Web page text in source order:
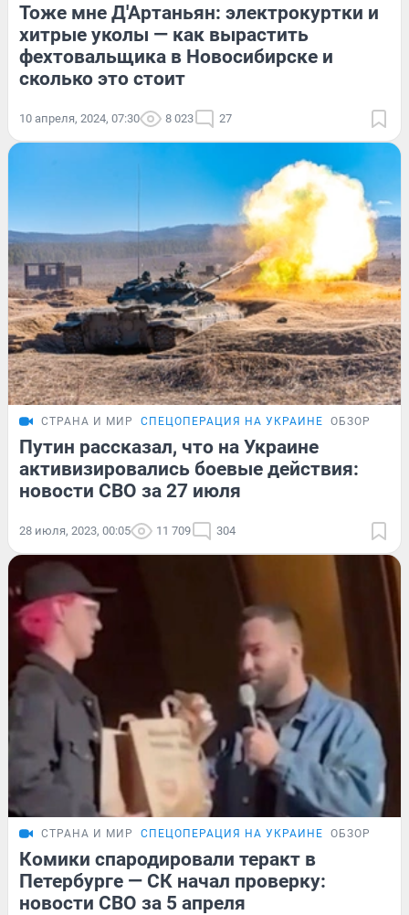
Тоже мне Д'Артаньян: электрокуртки и
хитрые уколы — как вырастить
фехтовальщика в Новосибирске и
сколько это стоит
10 апреля, 2024, 07:30 8 023 27
СТРАНА И МИР СПЕЦОПЕРАЦИЯ НА УКРАИНЕ ОБЗОР
Путин рассказал, что на Украине
активизировались боевые действия:
новости СВО за 27 июля
28 июля, 2023, 00:05 11 709 304
СТРАНА И МИР СПЕЦОПЕРАЦИЯ НА УКРАИНЕ ОБЗОР
Комики спародировали теракт в
Петербурге — СК начал проверку:
новости СВО за 5 апреля